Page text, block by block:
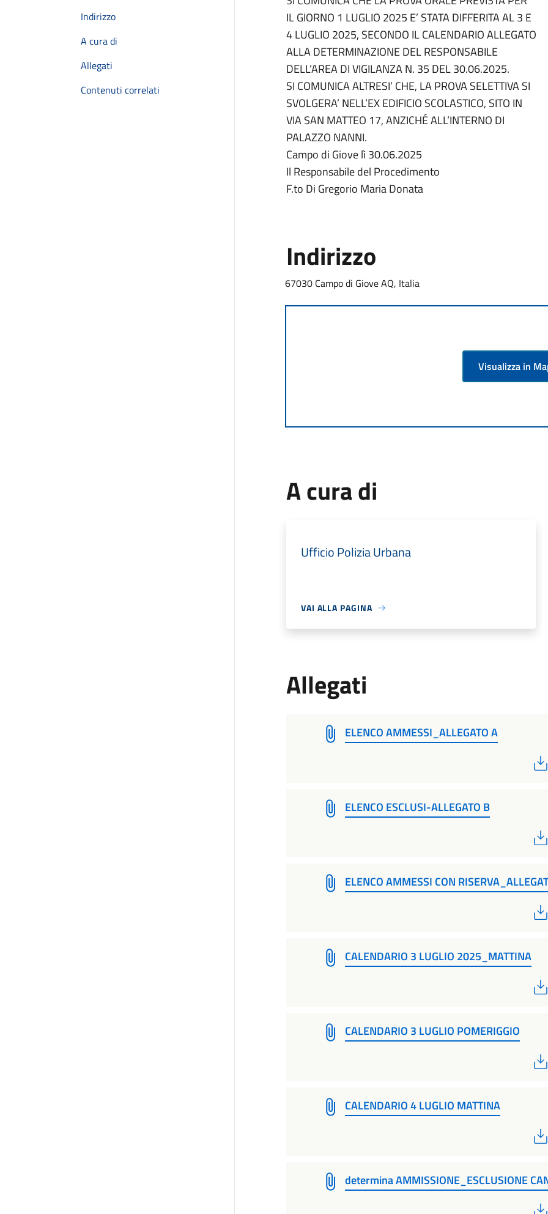
Indirizzo
A cura di
Allegati
Contenuti correlati
IL GIORNO 1 LUGLIO 2025 E’ STATA DIFFERITA AL 3 E
4 LUGLIO 2025, SECONDO IL CALENDARIO ALLEGATO
ALLA DETERMINAZIONE DEL RESPONSABILE
DELL’AREA DI VIGILANZA N. 35 DEL 30.06.2025.
SI COMUNICA ALTRESI’ CHE, LA PROVA SELETTIVA SI
SVOLGERA’ NELL’EX EDIFICIO SCOLASTICO, SITO IN
VIA SAN MATTEO 17, ANZICHÉ ALL’INTERNO DI
PALAZZO NANNI.
Campo di Giove lì 30.06.2025
Il Responsabile del Procedimento
F.to Di Gregorio Maria Donata
Indirizzo
67030 Campo di Giove AQ, Italia
Visualizza in
A cura di
Ufficio Polizia Urbana
VAI ALLA PAGINA
Allegati
ELENCO AMMESSI_ALLEGATO A
ELENCO ESCLUSI-ALLEGATO B
ELENCO AMMESSI CON
CALENDARIO 3 LUGLIO 2025_MATTINA
CALENDARIO 3 LUGLIO POMERIGGIO
CALENDARIO 4 LUGLIO MATTINA
determina AMMISSIONE_ESCLUSIONE